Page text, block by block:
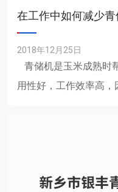
在工作中如何减少
2018年12月25日
青储机是玉米成熟时
用性好，工作效率高